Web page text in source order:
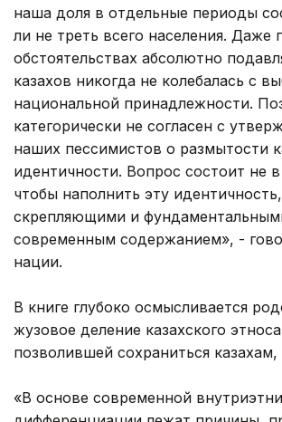
наша доля в отдельные периоды
ли не треть всего населения. Даже
обстоятельствах абсолютно
казахов никогда не колебалась с
национальной принадлежности.
категорически не согласен с
наших пессимистов о размытости
идентичности. Вопрос состоит не
чтобы наполнить эту
скрепляющими и
современным содержанием», -
нации.
В книге глубоко осмысливается
жузовое деление казахского
позволившей сохраниться казахам,
«В основе современной